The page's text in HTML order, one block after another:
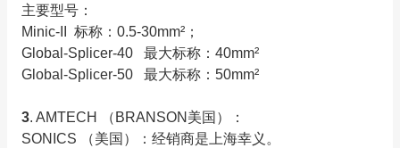
主要型号：
Minic-II 标称：0.5-30mm²；
Global-Splicer-40 最大标称：40mm²
Global-Splicer-50 最大标称：50mm²
3. AMTECH （BRANSON美国）：
SONICS （美国）：经销商是上海幸义。